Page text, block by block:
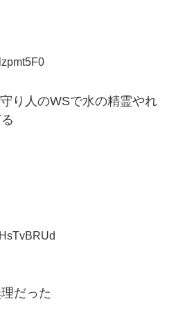
り人のWSで水の精霊やれ
だった